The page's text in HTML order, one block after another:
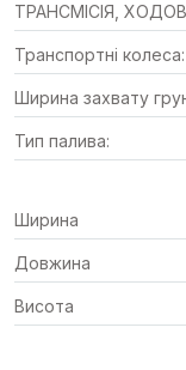
ТРАНСМІСІЯ,
Транспортні колеса:
Ширина захвату
Тип палива:
Ширина
Довжина
Висота